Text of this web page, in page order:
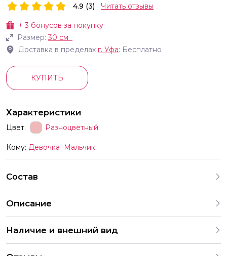
+3 бонусов за покупку
Размер:30 см
Доставка в пределах г. Уфа: Бесплатно
4.9 (3) Читать отзывы
КУПИТЬ
Характеристики
Цвет: Разноцветный
Кому: Девочка Мальчик
Состав
Описание
цвета ассорти цифра на выбор Идеально для
мероприятий тем или иным образом связанное с
конкретным числом выпускной Новый год день рождения
Наличие и внешний вид